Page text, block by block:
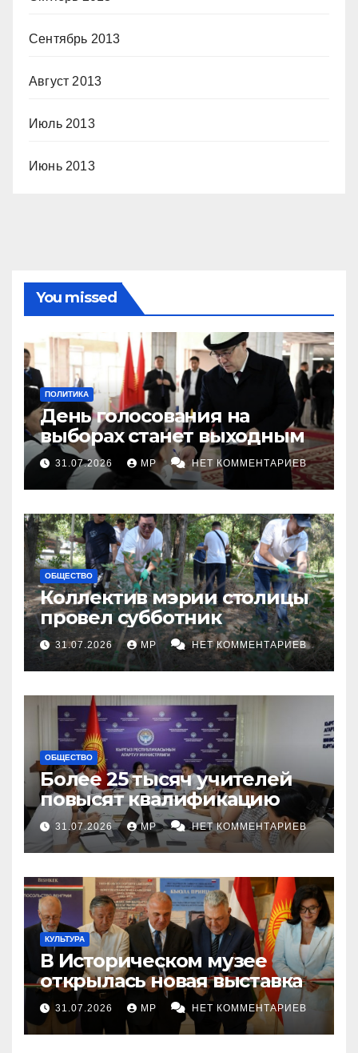
Сентябрь 2013
Август 2013
Июль 2013
Июнь 2013
You missed
ПОЛИТИКА
День голосования на
выборах станет выходным
31.07.2026 MP НЕТ КОММЕНТАРИЕВ
ОБЩЕСТВО
Коллектив мэрии столицы
провел субботник
31.07.2026 MP НЕТ КОММЕНТАРИЕВ
ОБЩЕСТВО
Более 25 тысяч учителей
повысят квалификацию
31.07.2026 MP НЕТ КОММЕНТАРИЕВ
КУЛЬТУРА
В Историческом музее
открылась новая выставка
31.07.2026 MP НЕТ КОММЕНТАРИЕВ